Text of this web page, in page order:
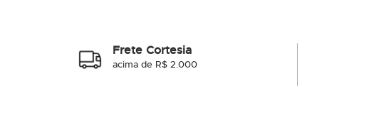
Frete Cortesia
acima de R$ 2.000